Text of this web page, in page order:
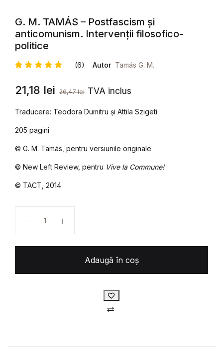
G. M. TAMÁS – Postfascism și
anticomunism. Intervenții filosofico-
politice
la 5din 5
pe baza a
de la
clienți
(6) Autor Tamás G. M.
21,18 lei 26,47lei TVA inclus
Traducere: Teodora Dumitru și Attila Szigeti
205 pagini
© G. M. Tamás, pentru versiunile originale
© New Left Review, pentru Vive la Commune!
© TACT, 2014
Adaugă în coș